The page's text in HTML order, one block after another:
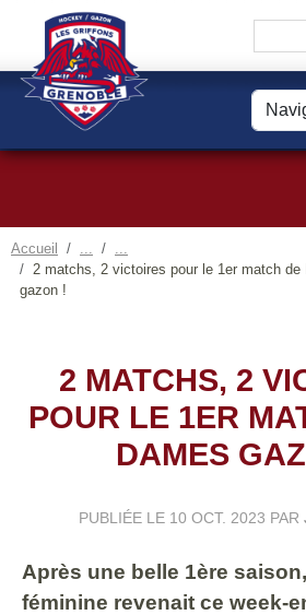
Accueil
2 matchs, 2 victoires pour le 1er match de
gazon !
2 MATCHS, 2
POUR LE 1ER
DAMES
PUBLIÉE LE 10 OCT. 2023 PAR
Après une belle 1ère
féminine revenait ce week-
Panneau de gestion des cookies